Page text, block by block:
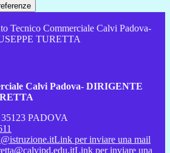
Tecnico Commerciale Calvi Padova-
TURETTA
Calvi Padova- DIRIGENTE
PADOVA
Link per inviare una mail
Link per inviare una